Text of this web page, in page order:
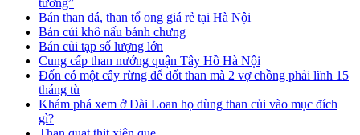
tưởng”
Bán than đá, than tổ ong giá rẻ tại Hà Nội
Bán củi khô nấu bánh chưng
Bán củi tạp số lượng lớn
Cung cấp than nướng quận Tây Hồ Hà Nội
Đốn có một cây rừng để đốt than mà 2 vợ chồng phải lĩnh 15
tháng tù
Khám phá xem ở Đài Loan họ dùng than củi vào mục đích
gì?